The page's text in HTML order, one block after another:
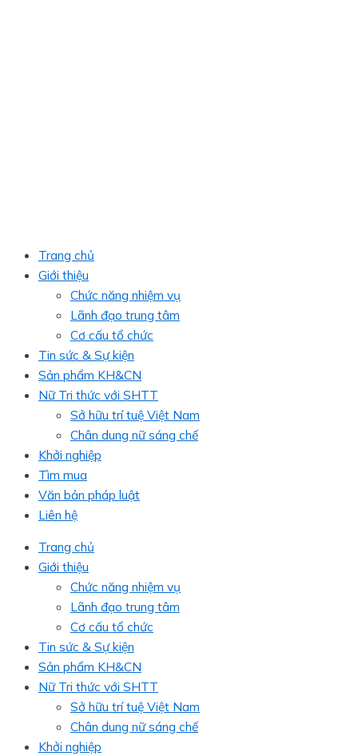
Trang chủ
Giới thiệu
Chức năng nhiệm vụ
Lãnh đạo trung tâm
Cơ cấu tổ chức
Tin sức & Sự kiện
Sản phẩm KH&CN
Nữ Tri thức với SHTT
Sở hữu trí tuệ Việt Nam
Chân dung nữ sáng chế
Khởi nghiệp
Tìm mua
Văn bản pháp luật
Liên hệ
Trang chủ
Giới thiệu
Chức năng nhiệm vụ
Lãnh đạo trung tâm
Cơ cấu tổ chức
Tin sức & Sự kiện
Sản phẩm KH&CN
Nữ Tri thức với SHTT
Sở hữu trí tuệ Việt Nam
Chân dung nữ sáng chế
Khởi nghiệp